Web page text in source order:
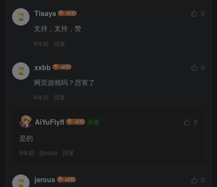
Tisaya
0
支持，支持，赞
6年前 回复
xxbb
0
网页游戏吗？厉害了
6年前 回复
AiYuFlyff 作者
0
是的
6年前 @xxbb 回复
jarous
0